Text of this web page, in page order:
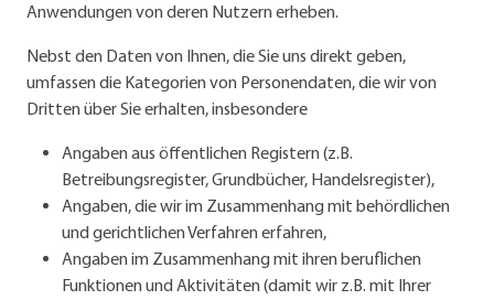
Anwendungen von deren Nutzern erheben.
Nebst den Daten von Ihnen, die Sie uns direkt geben,
umfassen die Kategorien von Personendaten, die wir von
Dritten über Sie erhalten, insbesondere
Angaben aus öffentlichen Registern (z.B.
Betreibungsregister, Grundbücher, Handelsregister),
Angaben, die wir im Zusammenhang mit behördlichen
und gerichtlichen Verfahren erfahren,
Angaben im Zusammenhang mit ihren beruflichen
Funktionen und Aktivitäten (damit wir z.B. mit Ihrer